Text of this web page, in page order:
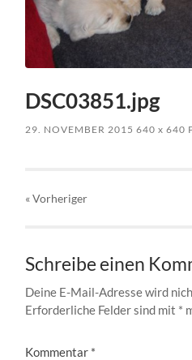
DSC03851.jpg
29. NOVEMBER 2015 640x 640
« Vorheriger
Schreibe einen
Deine E-Mail-Adresse wird
Erforderliche Felder sind mit *
Kommentar *